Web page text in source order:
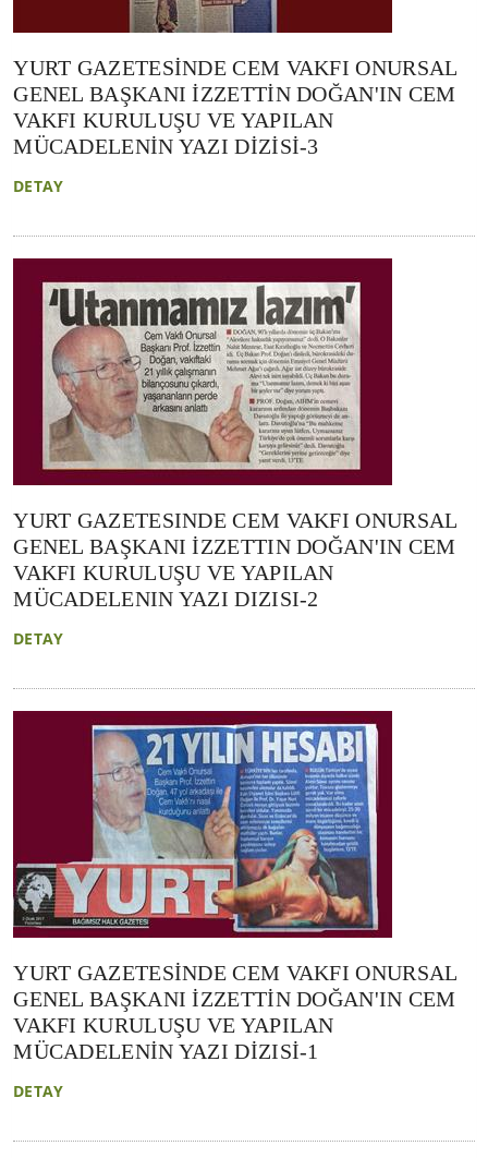
YURT GAZETESİNDE CEM VAKFI ONURSAL
GENEL BAŞKANI İZZETTİN DOĞAN'IN CEM
VAKFI KURULUŞU VE YAPILAN
MÜCADELENİN YAZI DİZİSİ-3
DETAY
YURT GAZETESINDE CEM VAKFI ONURSAL
GENEL BAŞKANI İZZETTIN DOĞAN'IN CEM
VAKFI KURULUŞU VE YAPILAN
MÜCADELENIN YAZI DIZISI-2
DETAY
YURT GAZETESİNDE CEM VAKFI ONURSAL
GENEL BAŞKANI İZZETTİN DOĞAN'IN CEM
VAKFI KURULUŞU VE YAPILAN
MÜCADELENİN YAZI DİZISİ-1
DETAY